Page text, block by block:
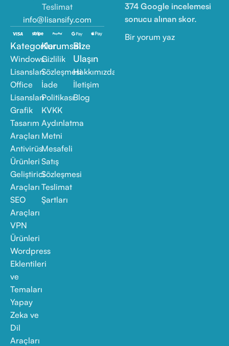
Teslimat
info@lisansify.com
Kategoriler
Windows
Lisansları
Office
Lisansları
Grafik
Tasarım
Araçları
Antivirüs
Ürünleri
Geliştirici
Araçları
SEO
Araçları
VPN
Ürünleri
Wordpress
Eklentileri
ve
Temaları
Yapay
Zeka ve
Dil
Araçları
Kurumsal
Gizlilik
Sözleşmesi
İade
Politikası
KVKK
Aydınlatma
Metni
Mesafeli
Satış
Sözleşmesi
Teslimat
Şartları
Bize
Ulaşın
Hakkımızda
İletişim
Blog
374 Google incelemesi
sonucu alınan skor.
Bir yorum yaz